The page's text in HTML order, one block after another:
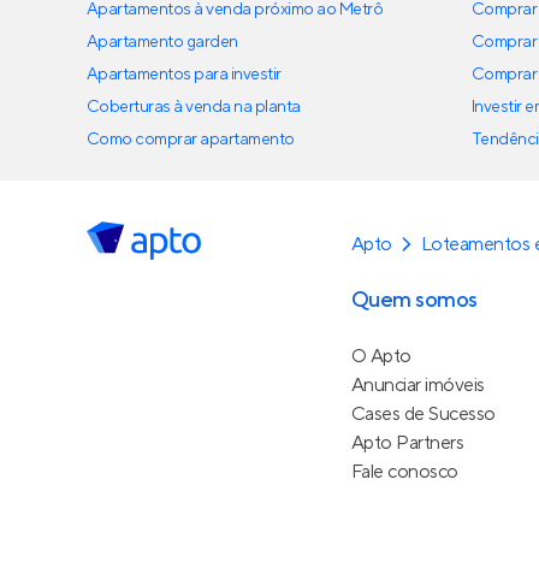
Apartamentos à venda próximo ao Metrô
Apartamento garden
Apartamentos para investir
Coberturas à venda na planta
Como comprar apartamento
Investir
Apto Loteamentos
Quem somos
O Apto
Anunciar imóveis
Cases de Sucesso
Apto Partners
Fale conosco